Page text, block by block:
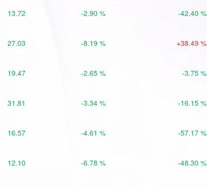
13.72 -2.90 % -42.40 %
27.03 -8.19 % +38.49 %
19.47 -2.65 % -3.75 %
31.81 -3.34 % -16.15 %
16.57 -4.61 % -57.17 %
12.10 -6.78 % -48.30 %